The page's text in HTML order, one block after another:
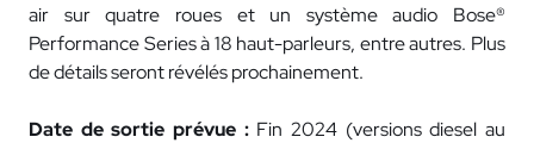
air sur quatre roues et un système audio Bose®
Performance Series à 18 haut-parleurs, entre autres. Plus
de détails seront révélés prochainement.
Date de sortie prévue : Fin 2024 (versions diesel au